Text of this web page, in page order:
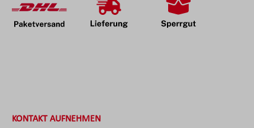
KONTAKT AUFNEHMEN